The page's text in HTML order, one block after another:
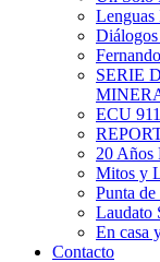
Lenguas
SERIE
ECU 911
20
Mitos y
Punta de
Laudato
En casa
Contacto